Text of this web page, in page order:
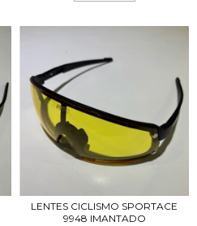
LENTES CICLISMO SPORTACE
9948 IMANTADO